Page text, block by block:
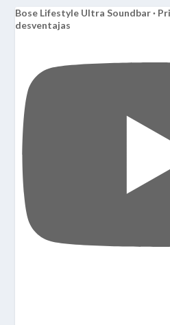
Bose Lifestyle Ultra Soundbar ·
desventajas